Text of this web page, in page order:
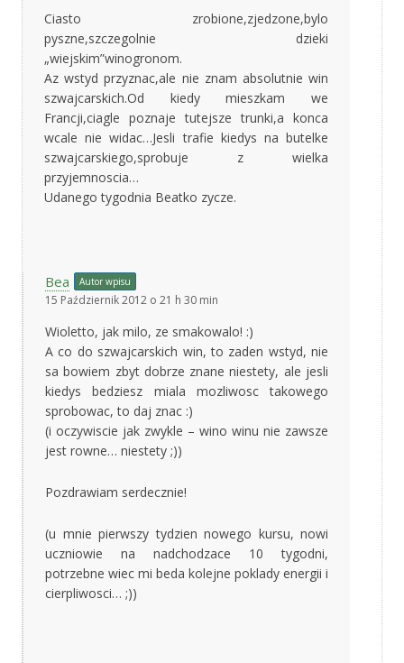
Ciasto zrobione,zjedzone,bylo
pyszne,szczegolnie dzieki
„wiejskim”winogronom.
Az wstyd przyznac,ale nie znam absolutnie win
szwajcarskich.Od kiedy mieszkam we
Francji,ciagle poznaje tutejsze trunki,a konca
wcale nie widac…Jesli trafie kiedys na butelke
szwajcarskiego,sprobuje z wielka
przyjemnoscia…
Udanego tygodnia Beatko zycze.
Bea Autor wpisu
15 Październik 2012 o 21 h 30 min
Wioletto, jak milo, ze smakowalo! :)
A co do szwajcarskich win, to zaden wstyd, nie
sa bowiem zbyt dobrze znane niestety, ale jesli
kiedys bedziesz miala mozliwosc takowego
sprobowac, to daj znac :)
(i oczywiscie jak zwykle – wino winu nie zawsze
jest rowne… niestety ;))
Pozdrawiam serdecznie!
(u mnie pierwszy tydzien nowego kursu, nowi
uczniowie na nadchodzace 10 tygodni,
potrzebne wiec mi beda kolejne poklady energii i
cierpliwosci… ;))